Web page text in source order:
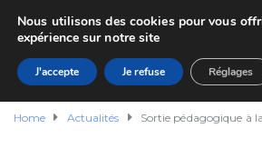
Home Actualités Sortie pédagogique à
Nous utilisons des cookies pour vous
expérience sur notre site
J'accepte Je refuse Réglages